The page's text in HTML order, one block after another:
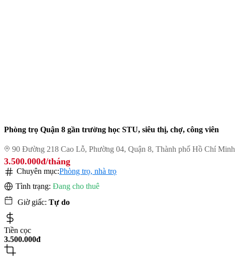
Phòng trọ Quận 8 gần trường học STU, siêu thị, chợ, công viên
90 Đường 218 Cao Lỗ, Phường 04, Quận 8, Thành phố Hồ Chí Minh
3.500.000đ/tháng
Chuyên mục:Phòng trọ, nhà trọ
Tình trạng: Đang cho thuê
Giờ giấc: Tự do
Tiền cọc
3.500.000đ